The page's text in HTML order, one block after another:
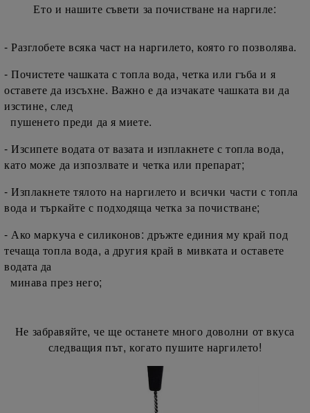
Ето и нашите съвети за почистване на наргиле:
- Разглобете всяка част на наргилето, която го позволява.
- Почистете чашката с топла вода, четка или гъба и я
оставете да изсъхне. Важно е да изчакате чашката ви да
изстине, след
пушенето преди да я миете.
- Изсипете водата от вазата и изплакнете с топла вода,
като може да изпозлвате и четка или препарат;
- Изплакнете тялото на наргилето и всички части с топла
вода и търкайте с подходяща четка за почистване;
- Ако маркуча е силиконов: дръжте единия му край под
течаща топла вода, а другия край в мивката и оставете
водата да
минава през него;
Не забравяйте, че ще останете много доволни от вкуса
следващия път, когато пушите наргилето!